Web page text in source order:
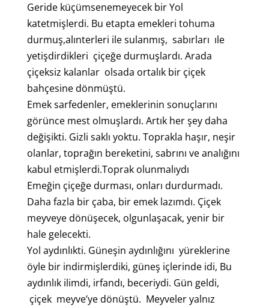
Geride küçümsenemeyecek bir Yol
katetmişlerdi. Bu etapta emekleri tohuma
durmuş,alınterleri ile sulanmış, sabırları ıle
yetişdirdikleri çiçeğe durmuşlardı. Arada
çiçeksiz kalanlar olsada ortalık bir çiçek
bahçesine dönmüştü.
Emek sarfedenler, emeklerinin sonuçlarını
görünce mest olmuşlardı. Artık her şey daha
değişikti. Gizli saklı yoktu. Toprakla haşır, neşir
olanlar, toprağın bereketini, sabrını ve analığını
kabul etmişlerdi.Toprak olunmalıydı
Emeğin çiçeğe durması, onları durdurmadı.
Daha fazla bir çaba, bir emek lazımdı. Çiçek
meyveye dönüşecek, olgunlaşacak, yenir bir
hale gelecekti.
Yol aydınlıkti. Güneşin aydınlığını yüreklerine
öyle bir indirmişlerdiki, güneş içlerinde idi, Bu
aydınlık ilimdi, irfandı, beceriydi. Gün geldi,
çiçek meyve’ye dönüştü. Meyveler yalnız